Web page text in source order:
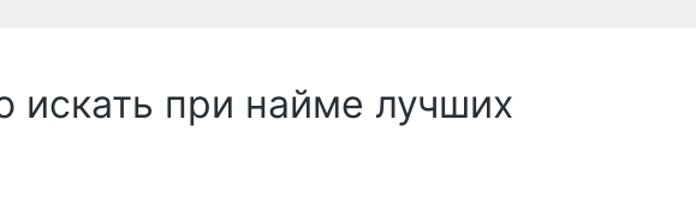
искать при найме лучших